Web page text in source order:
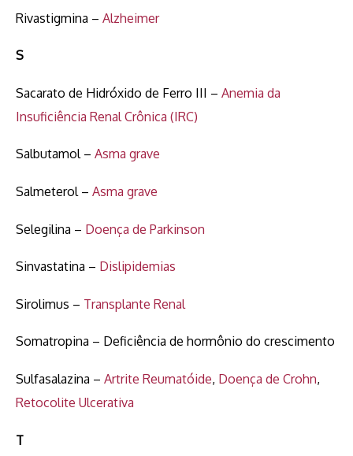
Rivastigmina – Alzheimer
S
Sacarato de Hidróxido de Ferro III – Anemia da
Insuficiência Renal Crônica (IRC)
Salbutamol – Asma grave
Salmeterol – Asma grave
Selegilina – Doença de Parkinson
Sinvastatina – Dislipidemias
Sirolimus – Transplante Renal
Somatropina – Deficiência de hormônio do crescimento
Sulfasalazina – Artrite Reumatóide, Doença de Crohn,
Retocolite Ulcerativa
T